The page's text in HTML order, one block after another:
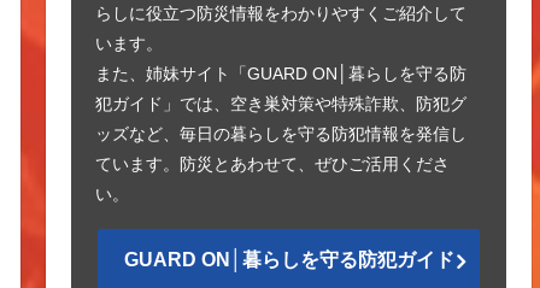
らしに役立つ防災情報をわかりやすくご紹介して
います。
また、姉妹サイト「GUARD ON│暮らしを守る防
犯ガイド」では、空き巣対策や特殊詐欺、防犯グ
ッズなど、毎日の暮らしを守る防犯情報を発信し
ています。防災とあわせて、ぜひご活用くださ
い。
GUARD ON│暮らしを守る防犯ガイド